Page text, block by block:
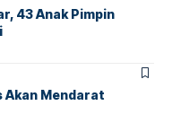
43 Anak Pimpin
Akan Mendarat